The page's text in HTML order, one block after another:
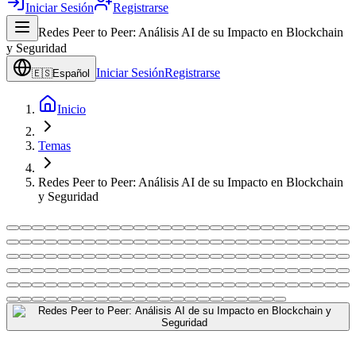
Iniciar Sesión
Registrarse
Redes Peer to Peer: Análisis AI de su Impacto en Blockchain
y Seguridad
🇪🇸Español Iniciar SesiónRegistrarse
Inicio
Temas
Redes Peer to Peer: Análisis AI de su Impacto en Blockchain
y Seguridad